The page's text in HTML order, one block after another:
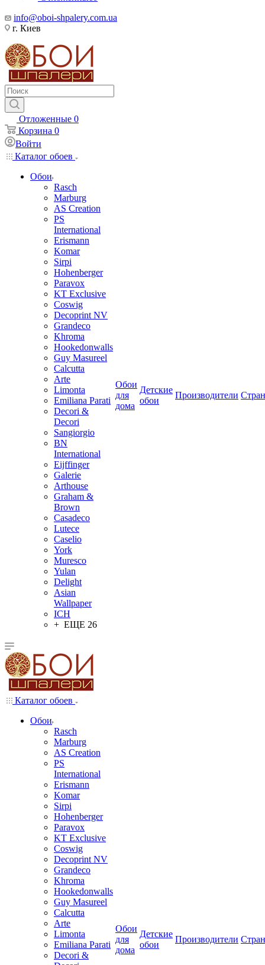
info@oboi-shpalery.com.ua
г. Киев
Отложенные 0
Корзина 0
Войти
Каталог обоев
Обои
Rasch
Marburg
AS Creation
PS
International
Erismann
Komar
Sirpi
Hohenberger
Paravox
KT Exclusive
Coswig
Decoprint NV
Grandeco
Khroma
Hookedonwalls
Guy Masureel
Calcutta
Arte
Limonta
Emiliana Parati
Decori &
Decori
Sangiorgio
BN
International
Eijffinger
Galerie
Arthouse
Graham &
Brown
Casadeco
Lutece
Caselio
York
Muresco
Yulan
Delight
Asian
Wallpaper
ICH
+ ЕЩЕ 26
Обои
для
дома
Детские
обои
Производители
Каталог обоев
Обои
Rasch
Marburg
AS Creation
PS
International
Erismann
Komar
Sirpi
Hohenberger
Paravox
KT Exclusive
Coswig
Decoprint NV
Grandeco
Khroma
Hookedonwalls
Guy Masureel
Calcutta
Arte
Limonta
Emiliana Parati
Decori &
Обои
для
дома
Детские
обои
Производители